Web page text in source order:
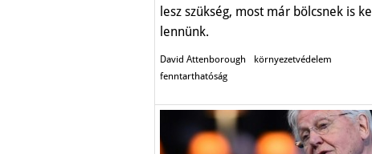
lesz szükség, most már bölcsnek is kell
lennünk.
David Attenborough
környezetvédelem
fenntarthatóság